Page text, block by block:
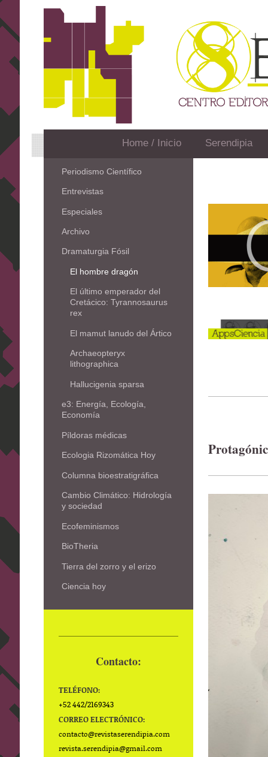
Home / Inicio Serendipia
Periodismo Científico
Entrevistas
Especiales
Archivo
Dramaturgia Fósil
El hombre dragón
El último emperador del
Cretácico: Tyrannosaurus
rex
El mamut lanudo del Ártico
Archaeopteryx
lithographica
Hallucigenia sparsa
e3: Energía, Ecología,
Economía
Píldoras médicas
Ecologia Rizomática Hoy
Columna bioestratigráfica
Cambio Climático: Hidrología
y sociedad
Ecofeminismos
BioTheria
Tierra del zorro y el erizo
Ciencia hoy
Contacto:
TELÉFONO:
+52 442/2169343
CORREO ELECTRÓNICO:
contacto@revistaserendipia.com
revista.serendipia@gmail.com